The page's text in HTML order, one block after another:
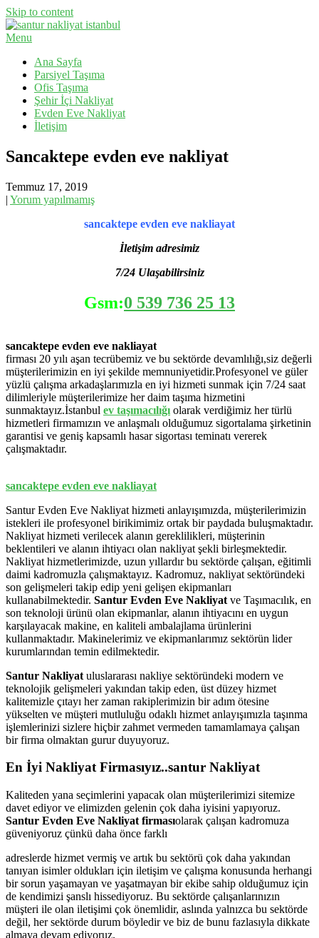
Skip to content
Santur Nakliyat
Menu
Ana Sayfa
Parsiyel Taşıma
Ofis Taşıma
Şehir İçi Nakliyat
Evden Eve Nakliyat
İletişim
Sancaktepe evden eve nakliyat
Temmuz 17, 2019
| Yorum yapılmamış
sancaktepe evden eve nakliayat
İletişim adresimiz
7/24 Ulaşabilirsiniz
Gsm:0 539 736 25 13
sancaktepe evden eve nakliayat
firması 20 yılı aşan tecrübemiz ve bu sektörde devamlılığı,siz değerli
müşterilerimizin en iyi şekilde memnuniyetidir.Profesyonel ve güler
yüzlü çalışma arkadaşlarımızla en iyi hizmeti sunmak için 7/24 saat
dilimleriyle müşterilerimize her daim taşıma hizmetini
sunmaktayız.İstanbul ev taşımacılığı olarak verdiğimiz her türlü
hizmetleri firmamızın ve anlaşmalı olduğumuz sigortalama şirketinin
garantisi ve geniş kapsamlı hasar sigortası teminatı vererek
çalışmaktadır.
sancaktepe evden eve nakliayat
Santur Evden Eve Nakliyat hizmeti anlayışımızda, müşterilerimizin
istekleri ile profesyonel birikimimiz ortak bir paydada buluşmaktadır.
Nakliyat hizmeti verilecek alanın gereklilikleri, müşterinin
beklentileri ve alanın ihtiyacı olan nakliyat şekli birleşmektedir.
Nakliyat hizmetlerimizde, uzun yıllardır bu sektörde çalışan, eğitimli
daimi kadromuzla çalışmaktayız. Kadromuz, nakliyat sektöründeki
son gelişmeleri takip edip yeni gelişen ekipmanları
kullanabilmektedir. Santur Evden Eve Nakliyat ve Taşımacılık, en
son teknoloji ürünü olan ekipmanlar, alanın ihtiyacını en uygun
karşılayacak makine, en kaliteli ambalajlama ürünlerini
kullanmaktadır. Makinelerimiz ve ekipmanlarımız sektörün lider
kurumlarından temin edilmektedir.
Santur Nakliyat uluslararası nakliye sektöründeki modern ve
teknolojik gelişmeleri yakından takip eden, üst düzey hizmet
kalitemizle çıtayı her zaman rakiplerimizin bir adım ötesine
yükselten ve müşteri mutluluğu odaklı hizmet anlayışımızla taşınma
işlemlerinizi sizlere hiçbir zahmet vermeden tamamlamaya çalışan
bir firma olmaktan gurur duyuyoruz.
En İyi Nakliyat Firmasıyız..santur Nakliyat
Kaliteden yana seçimlerini yapacak olan müşterilerimizi sitemize
davet ediyor ve elimizden gelenin çok daha iyisini yapıyoruz.
Santur Evden Eve Nakliyat firmasıolarak çalışan kadromuza
güveniyoruz çünkü daha önce farklı
adreslerde hizmet vermiş ve artık bu sektörü çok daha yakından
tanıyan isimler oldukları için iletişim ve çalışma konusunda herhangi
bir sorun yaşamayan ve yaşatmayan bir ekibe sahip olduğumuz için
de kendimizi şanslı hissediyoruz. Bu sektörde çalışanlarınızın
müşteri ile olan iletişimi çok önemlidir, aslında yalnızca bu sektörde
değil, her sektörde durum böyledir ve biz de bunu fazlasıyla dikkate
almaya devam ediyoruz.